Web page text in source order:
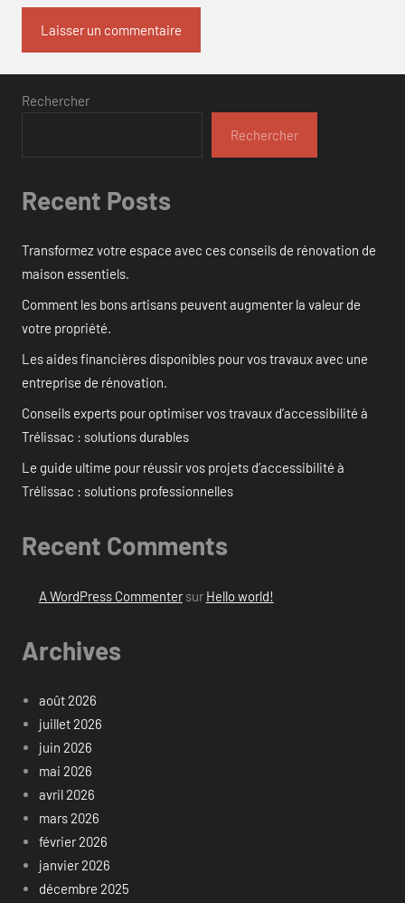
Rechercher
Rechercher
Recent Posts
Transformez votre espace avec ces conseils de rénovation de
maison essentiels.
Comment les bons artisans peuvent augmenter la valeur de
votre propriété.
Les aides financières disponibles pour vos travaux avec une
entreprise de rénovation.
Conseils experts pour optimiser vos travaux d’accessibilité à
Trélissac : solutions durables
Le guide ultime pour réussir vos projets d’accessibilité à
Trélissac : solutions professionnelles
Recent Comments
A WordPress Commentersur Hello world!
Archives
août 2026
juillet 2026
juin 2026
mai 2026
avril 2026
mars 2026
février 2026
janvier 2026
décembre 2025